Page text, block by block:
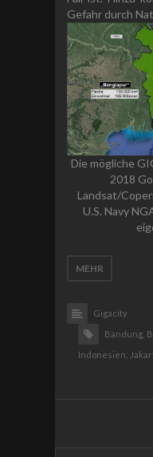
Gefahr durch
Die mögliche
2018
Landsat/
U.S. Navy
MEHR
Gigacity
Bandung,
Indonesien,